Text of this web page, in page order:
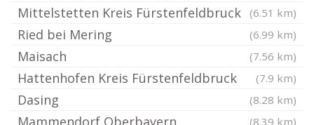
Mittelstetten Kreis Fürstenfeldbruck (6.51 km)
Ried bei Mering (6.99 km)
Maisach (7.56 km)
Hattenhofen Kreis Fürstenfeldbruck (7.9 km)
Dasing (8.28 km)
Mammendorf Oberbayern (8.39 km)